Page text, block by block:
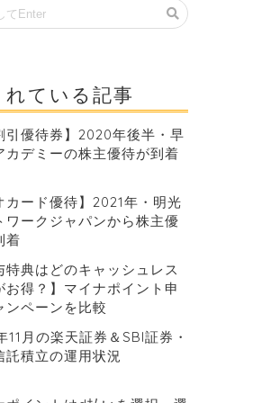
ている記事
引優待券】2020年後半・早
カデミーの株主優待が到着
カード優待】2021年・明光
ワークジャパンから株主優
着
特典はどのキャッシュレス
お得？】マイナポイント申
ンペーンを比較
11月の楽天証券＆SBI証券・
託積立の運用状況